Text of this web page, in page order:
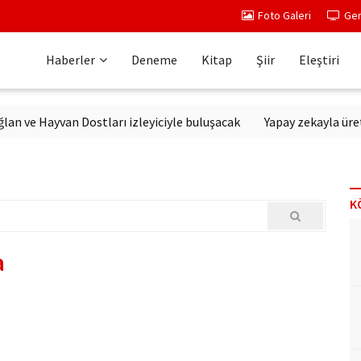
Foto Galeri
Haberler Deneme Kitap Şiir Eleştiri
Hayvan Dostları izleyiciyle buluşacak Yapay zekayla